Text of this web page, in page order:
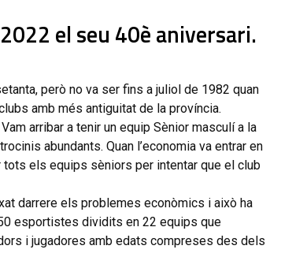
2022 elseu 40èaniversari.
però no va ser fins a juliol de 1982 quan
amb més antiguitat de la província.
Vam arribar a tenir un equip Sènior masculí a la
abundants. Quan l’economia va entrar en
tots els equips sèniors per intentar que el club
darrere els problemes econòmics i això ha
esportistes dividits en 22 equips que
i jugadores amb edats compreses des dels